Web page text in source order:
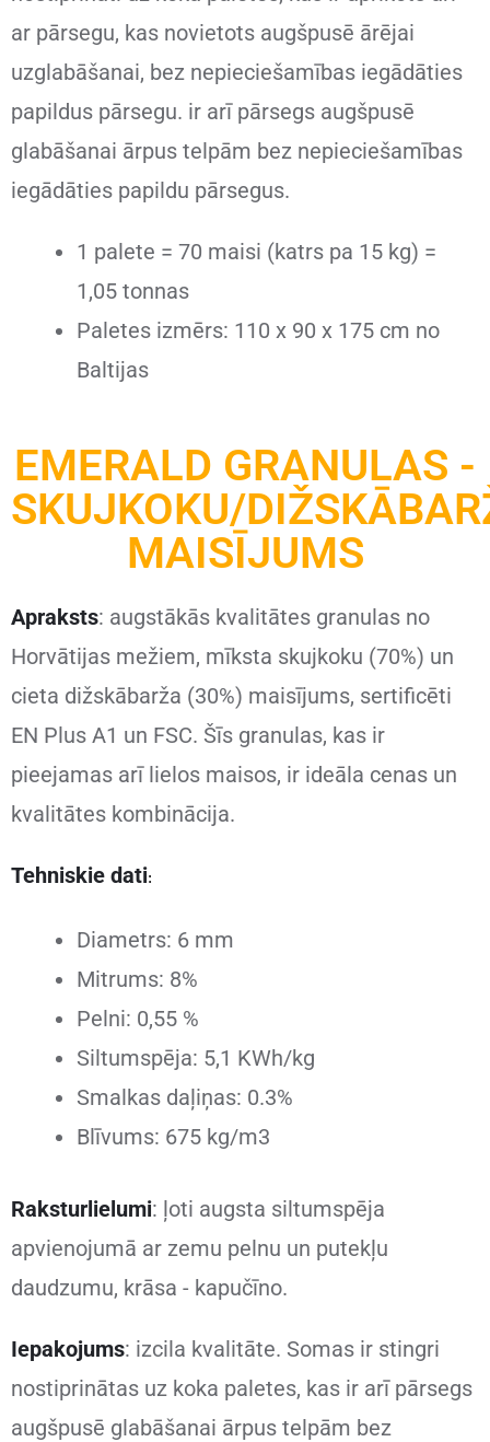
ar pārsegu, kas novietots augšpusē ārējai
uzglabāšanai, bez nepieciešamības iegādāties
papildus pārsegu. ir arī pārsegs augšpusē
glabāšanai ārpus telpām bez nepieciešamības
iegādāties papildu pārsegus.
1 palete = 70 maisi (katrs pa 15 kg) =
1,05 tonnas
Paletes izmērs: 110 x 90 x 175 cm no
Baltijas
EMERALD GRANULAS -
SKUJKOKU/
MAISĪJUMS
Apraksts: augstākās kvalitātes granulas no
Horvātijas mežiem, mīksta skujkoku (70%) un
cieta dižskābarža (30%) maisījums, sertificēti
EN Plus A1 un FSC. Šīs granulas, kas ir
pieejamas arī lielos maisos, ir ideāla cenas un
kvalitātes kombinācija.
Tehniskie dati:
Diametrs: 6 mm
Mitrums: 8%
Pelni: 0,55 %
Siltumspēja: 5,1 KWh/kg
Smalkas daļiņas: 0.3%
Blīvums: 675 kg/m3
Raksturlielumi: ļoti augsta siltumspēja
apvienojumā ar zemu pelnu un putekļu
daudzumu, krāsa - kapučīno.
Iepakojums: izcila kvalitāte. Somas ir stingri
nostiprinātas uz koka paletes, kas ir arī pārsegs
augšpusē glabāšanai ārpus telpām bez